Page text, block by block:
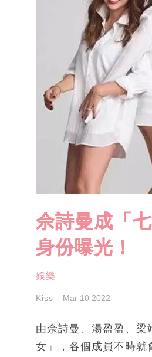
佘詩曼成「
身份曝光！
娛樂
Kiss Mar 10 2022
由佘詩曼、湯盈盈、梁
女」，各個成員不時就